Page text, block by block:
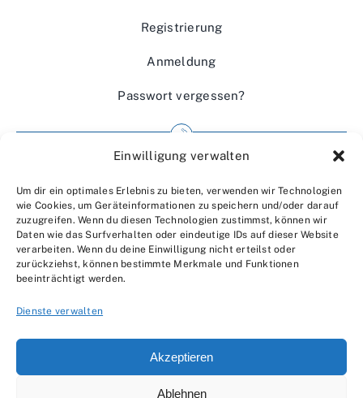
Einwilligung verwalten
Um dir ein optimales Erlebnis zu bieten, verwenden wir Technologien
wie Cookies, um Geräteinformationen zu speichern und/oder darauf
zuzugreifen. Wenn du diesen Technologien zustimmst, können wir
Daten wie das Surfverhalten oder eindeutige IDs auf dieser Website
verarbeiten. Wenn du deine Einwilligung nicht erteilst oder
zurückziehst, können bestimmte Merkmale und Funktionen
beeinträchtigt werden.
Dienste verwalten
Akzeptieren
Ablehnen
Registrierung
Anmeldung
Passwort vergessen?
Wir über uns
Kontakt
Datenschutzerklärung